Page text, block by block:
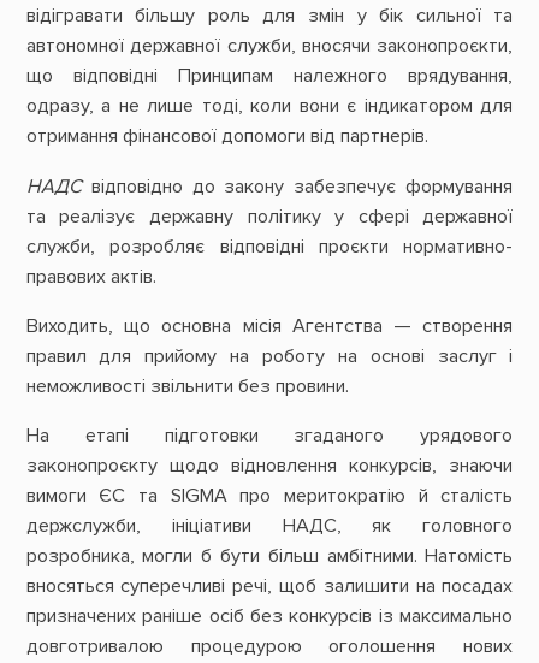
відігравати більшу роль для змін у бік сильної та
автономної державної служби, вносячи законопроєкти,
що відповідні Принципам належного врядування,
одразу, а не лише тоді, коли вони є індикатором для
отримання фінансової допомоги від партнерів.
НАДСвідповідно до закону забезпечує формування
та реалізує державну політику у сфері державної
служби, розробляє відповідні проєкти нормативно-
правових актів.
Виходить, що основна місія Агентства — створення
правил для прийому на роботу на основі заслуг і
неможливості звільнити без провини.
На етапі підготовки згаданого урядового
законопроєкту щодо відновлення конкурсів, знаючи
вимоги ЄС та SIGMA про меритократію й сталість
держслужби, ініціативи НАДС, як головного
розробника, могли б бути більш амбітними. Натомість
вносяться суперечливі речі, щоб залишити на посадах
призначених раніше осіб без конкурсів із максимально
довготривалою процедурою оголошення нових